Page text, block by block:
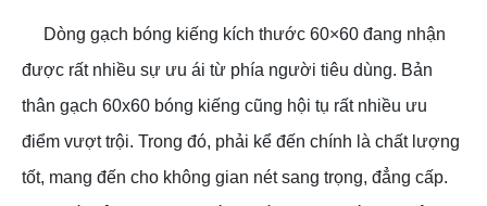
Dòng gạch bóng kiếng kích thước 60×60 đang nhận
được rất nhiều sự ưu ái từ phía người tiêu dùng. Bản
thân gạch 60x60 bóng kiếng cũng hội tụ rất nhiều ưu
điểm vượt trội. Trong đó, phải kể đến chính là chất lượng
tốt, mang đến cho không gian nét sang trọng, đẳng cấp.